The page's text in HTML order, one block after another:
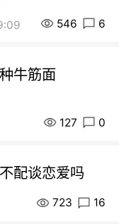
546 6
牛筋面
127 0
配谈恋爱吗
723 16